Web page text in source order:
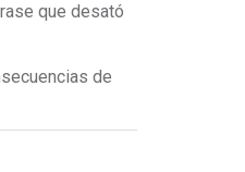
que desató
de